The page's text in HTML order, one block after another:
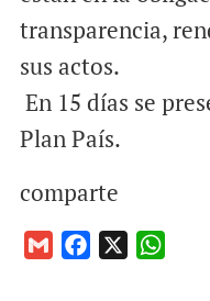
transparencia,
sus actos.
En 15 días se
Plan País.
comparte